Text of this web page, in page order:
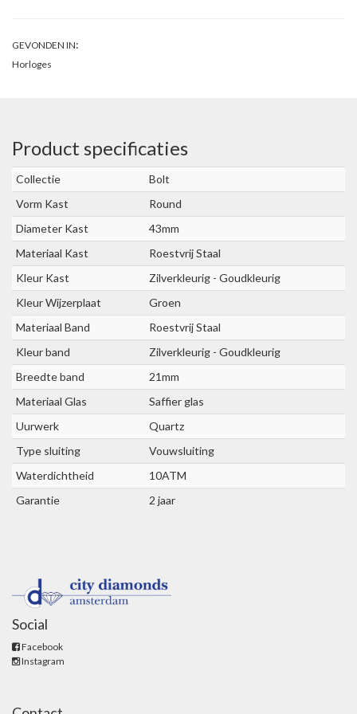
GEVONDEN IN:
Horloges
Product specificaties
Collectie
Bolt
Vorm Kast
Round
Diameter Kast
43mm
Materiaal Kast
Roestvrij Staal
Kleur Kast
Zilverkleurig - Goudkleurig
Kleur Wijzerplaat
Groen
Materiaal Band
Roestvrij Staal
Kleur band
Zilverkleurig - Goudkleurig
Breedte band
21mm
Materiaal Glas
Saffier glas
Uurwerk
Quartz
Type sluiting
Vouwsluiting
Waterdichtheid
10ATM
Garantie
2 jaar
Social
Facebook
Instagram